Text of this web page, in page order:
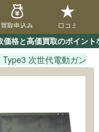
格と高価買取のポイン
買取申込み 口コミ
次世代電動ガン